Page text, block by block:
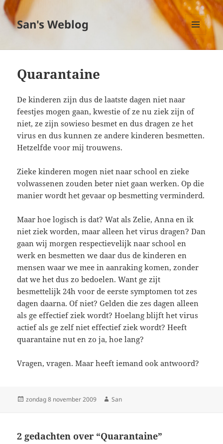
San's Weblog
MENU
EN
Quarantaine
De kinderen zijn dus de laatste dagen niet naar
feestjes mogen gaan, kwestie of ze nu ziek zijn of
niet, ze zijn sowieso besmet en dus dragen ze het
virus en dus kunnen ze andere kinderen besmetten.
Hetzelfde voor mij trouwens.
Zieke kinderen mogen niet naar school en zieke
volwassenen zouden beter niet gaan werken. Op die
manier wordt het gevaar op besmetting verminderd.
Maar hoe logisch is dat? Wat als Zelie, Anna en ik
niet ziek worden, maar alleen het virus dragen? Dan
gaan wij morgen respectievelijk naar school en
werk en besmetten we daar dus de kinderen en
mensen waar we mee in aanraking komen, zonder
dat we het dus zo bedoelen. Want ge zijt
besmettelijk 24h voor de eerste symptomen tot zes
dagen daarna. Of niet? Gelden die zes dagen alleen
als ge effectief ziek wordt? Hoelang blijft het virus
actief als ge zelf niet effectief ziek wordt? Heeft
quarantaine nut en zo ja, hoe lang?
Vragen, vragen. Maar heeft iemand ook antwoord?
Geplaatst
zondag 8 november 2009 Auteur
San
2 gedachten over “Quarantaine”